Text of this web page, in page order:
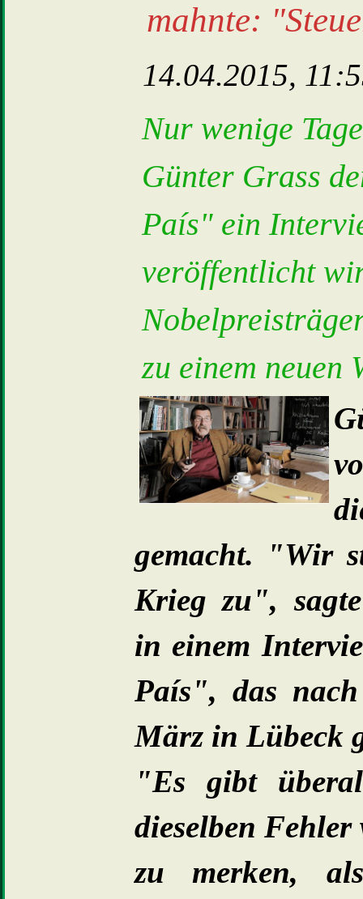
mahnte:
14.04.2015,
Nur wenige
Günter Grass
País" ein
veröffentlicht
zu einem neuen
gemacht. "Wir
Krieg zu",
in einem
País", das
März in Lübeck
"Es gibt
dieselben
zu merken,